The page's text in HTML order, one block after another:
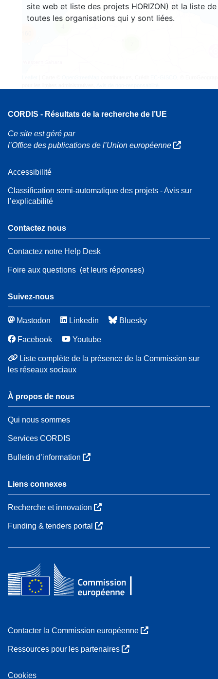
site web et liste des projets HORIZON) et la liste de
toutes les organisations qui y sont liées.
CORDIS - Résultats de la recherche de l’UE
Ce site est géré par
l’Office des publications de l’Union européenne
Accessibilité
Classification semi-automatique des projets - Avis sur
l’explicabilité
Contactez nous
Contactez notre Help Desk
Foire aux questions (et leurs réponses)
Suivez-nous
Mastodon Linkedin Bluesky
Facebook Youtube
Liste complète de la présence de la Commission sur
les réseaux sociaux
À propos de nous
Qui nous sommes
Services CORDIS
Bulletin d’information
Liens connexes
Recherche et innovation
Funding & tenders portal
Contacter la Commission européenne
Ressources pour les partenaires
Cookies